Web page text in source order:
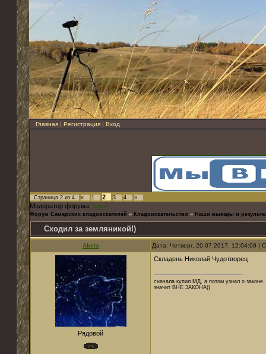
Главная | Регистрация | Вход
Страница 2 из 4 « 1 2 3 4 »
Модератор форума: bratan
Форум Самарских кладоискателей » Кладоискательство » Наши выезды и
Сходил за земляникой!)
Akela Дата: Четверг, 20.07.2017, 12:04:09 |
Рядовой
Складень Николай Чудотворец
сначала купил МД, а потом узнал о законе.
значит ВНЕ ЗАКОНА))